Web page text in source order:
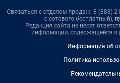
Связаться с отделом продаж: 8 (383)
с сотового бесплатный),
Редакция сайта не несет
информации, содержащейся в
Информация об
Политика